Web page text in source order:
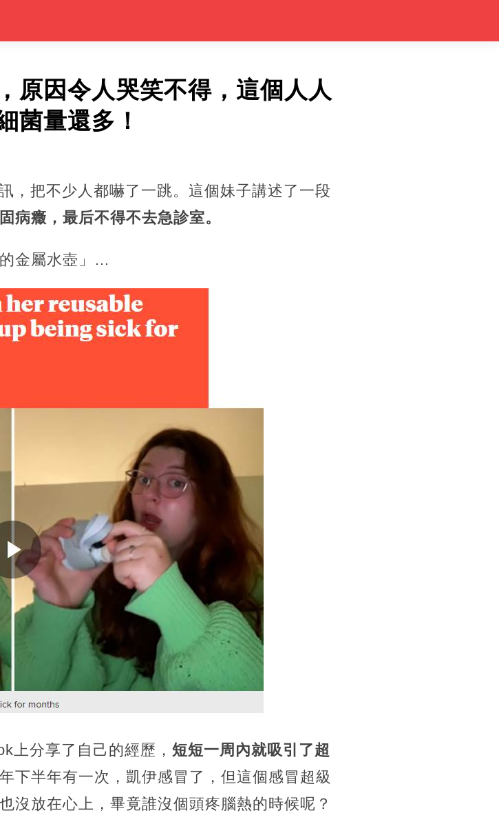
原因令人哭笑不得，這個人人
菌量還多！
，把不少人都嚇了一跳。這個妹子講述了一段
病癥，最后不得不去急診室。
金屬水壺」…
上分享了自己的經歷， 短短一周內就吸引了超
下半年有一次，凱伊感冒了，但這個感冒超級
沒放在心上，畢竟誰沒個頭疼腦熱的時候呢？